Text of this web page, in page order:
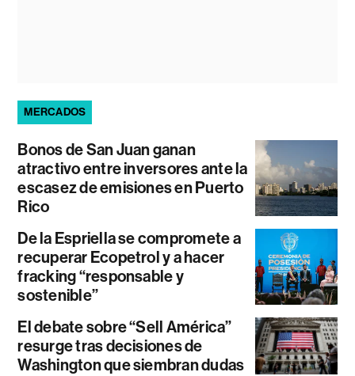
MERCADOS
Bonos de San Juan ganan
atractivo entre inversores ante la
escasez de emisiones en Puerto
Rico
De la Espriella se compromete a
recuperar Ecopetrol y a hacer
fracking “responsable y
sostenible”
El debate sobre “Sell América”
resurge tras decisiones de
Washington que siembran dudas